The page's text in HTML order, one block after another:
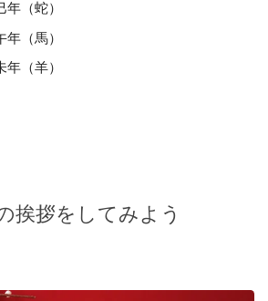
（蛇）
（馬）
（羊）
挨拶をしてみよう